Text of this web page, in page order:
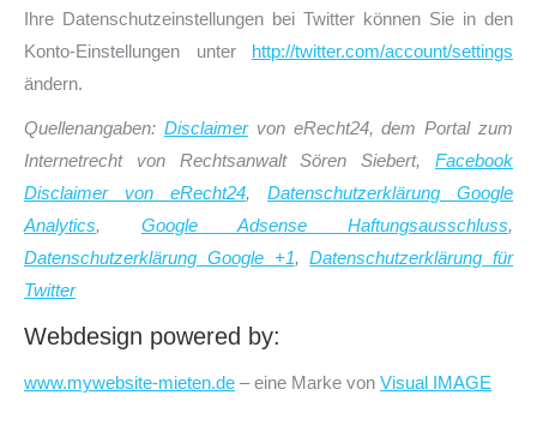
Ihre Datenschutzeinstellungen bei Twitter können Sie in den
Konto-Einstellungen unter http://twitter.com/account/settings
ändern.
Quellenangaben: Disclaimervon eRecht24, dem Portal zum
Internetrecht von Rechtsanwalt Sören Siebert, Facebook
Disclaimer von eRecht24, Datenschutzerklärung Google
Analytics, Google Adsense Haftungsausschluss,
Datenschutzerklärung Google +1,Datenschutzerklärung für
Twitter
Webdesign powered by:
www.mywebsite-mieten.de – eine Marke von Visual IMAGE